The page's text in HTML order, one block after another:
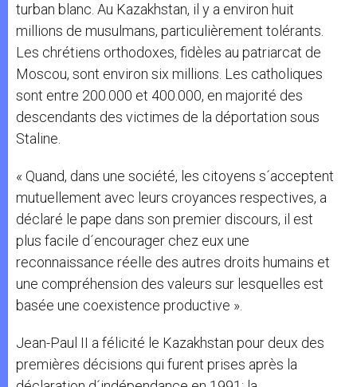
turban blanc. Au Kazakhstan, il y a environ huit
millions de musulmans, particulièrement tolérants.
Les chrétiens orthodoxes, fidèles au patriarcat de
Moscou, sont environ six millions. Les catholiques
sont entre 200.000 et 400.000, en majorité des
descendants des victimes de la déportation sous
Staline.
« Quand, dans une société, les citoyens s´acceptent
mutuellement avec leurs croyances respectives, a
déclaré le pape dans son premier discours, il est
plus facile d´encourager chez eux une
reconnaissance réelle des autres droits humains et
une compréhension des valeurs sur lesquelles est
basée une coexistence productive ».
Jean-Paul II a félicité le Kazakhstan pour deux des
premières décisions qui furent prises après la